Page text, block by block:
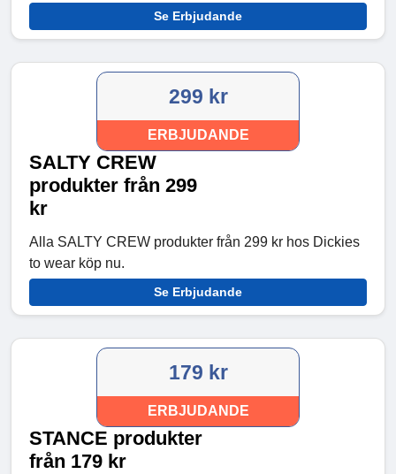
Se Erbjudande
299 kr
ERBJUDANDE
SALTY CREW
produkter från 299
kr
Alla SALTY CREW produkter från 299 kr hos Dickies
to wear köp nu.
Se Erbjudande
179 kr
ERBJUDANDE
STANCE produkter
från 179 kr